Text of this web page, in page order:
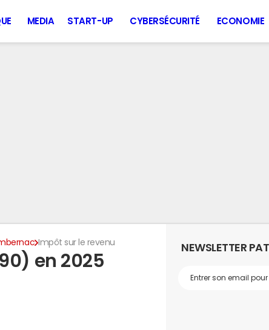
MEDIA START-UP CYBERSÉCURITÉ ECONOMIE
Impôt sur le revenu
en 2025
NEWSLETTER